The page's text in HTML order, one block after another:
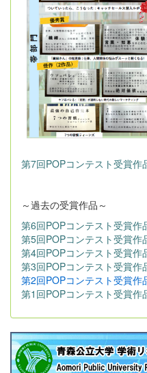
第7回POPコンテスト受賞
～過去の受賞作品～
第6回POPコンテスト受賞
第5回POPコンテスト受賞
第4回POPコンテスト受賞
第3回POPコンテスト受賞
第2回POPコンテスト受賞
第1回POPコンテスト受賞